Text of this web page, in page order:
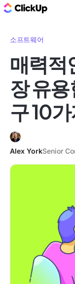
소프트웨어
매력적
장 유
구 10
Alex YorkSenior